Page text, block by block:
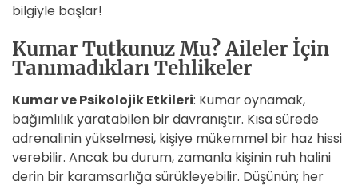
bilgiyle başlar!
Kumar Tutkunuz Mu? Aileler İçin
Tanımadıkları Tehlikeler
Kumar ve Psikolojik Etkileri: Kumar oynamak,
bağımlılık yaratabilen bir davranıştır. Kısa sürede
adrenalinin yükselmesi, kişiye mükemmel bir haz hissi
verebilir. Ancak bu durum, zamanla kişinin ruh halini
derin bir karamsarlığa sürükleyebilir. Düşünün; her